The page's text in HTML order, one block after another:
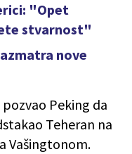
"Opet
stvarnost"
nove
pozvao Peking da
Teheran na
Vašingtonom.